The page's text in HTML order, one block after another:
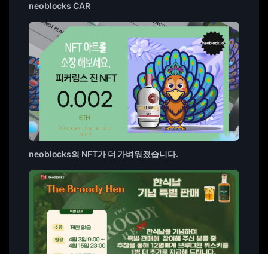
neoblocks CAR
neoblocks의 NFT가 더 가벼워졌습니다.